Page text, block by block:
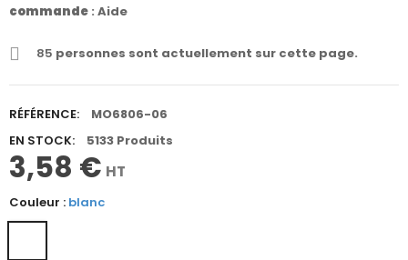
commande : Aide
85 personnes sont actuellement sur cette page.
RÉFÉRENCE:
MO6806-06
EN STOCK:
5133 Produits
3,58 € HT
Couleur : blanc